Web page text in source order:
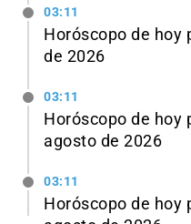
03:11
Horóscopo de hoy
de 2026
03:11
Horóscopo de hoy
agosto de 2026
03:11
Horóscopo de hoy